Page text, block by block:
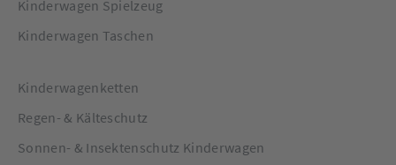
Kinderwagen Spielzeug
Kinderwagen Taschen
Kinderwagenketten
Regen- & Kälteschutz
Sonnen- & Insektenschutz Kinderwagen